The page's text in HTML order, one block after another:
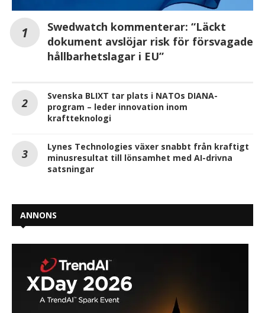
Swedwatch kommenterar: “Läckt
dokument avslöjar risk för försvagade
hållbarhetslagar i EU”
Svenska BLIXT tar plats i NATOs DIANA-
program – leder innovation inom
kraftteknologi
Lynes Technologies växer snabbt från kraftigt
minusresultat till lönsamhet med AI-drivna
satsningar
ANNONS